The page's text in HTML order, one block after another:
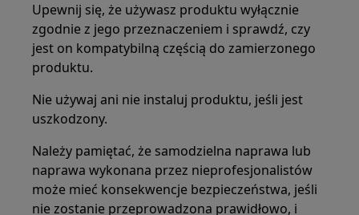
Upewnij się, że używasz produktu wyłącznie
zgodnie z jego przeznaczeniem i sprawdź, czy
jest on kompatybilną częścią do zamierzonego
produktu.
Nie używaj ani nie instaluj produktu, jeśli jest
uszkodzony.
Należy pamiętać, że samodzielna naprawa lub
naprawa wykonana przez nieprofesjonalistów
może mieć konsekwencje bezpieczeństwa, jeśli
nie zostanie przeprowadzona prawidłowo, i